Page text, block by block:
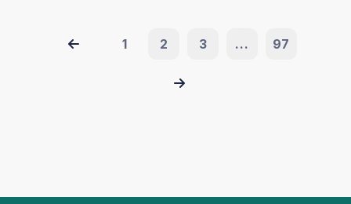
1 2 3 ... 97